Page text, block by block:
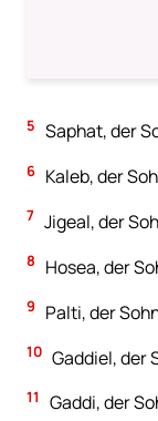
5 Saphat, der
6 Kaleb, der
7 Jigeal, der
8 Hosea, der
9 Palti, der
10 Gaddiel, der
11 Gaddi, der